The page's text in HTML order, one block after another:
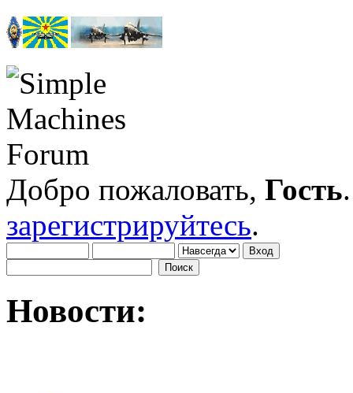
Добро пожаловать, Гость
зарегистрируйтесь.
Новости: